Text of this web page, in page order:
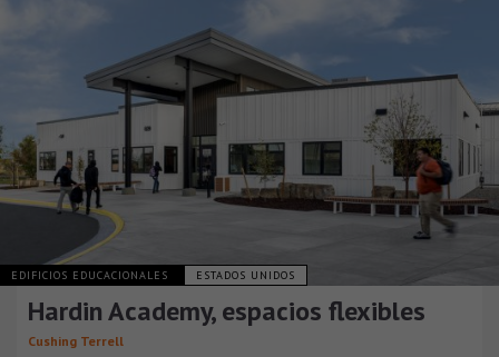
EDIFICIOS EDUCACIONALES ESTADOS UNIDOS
Hardin Academy, espacios flexibles
Cushing Terrell